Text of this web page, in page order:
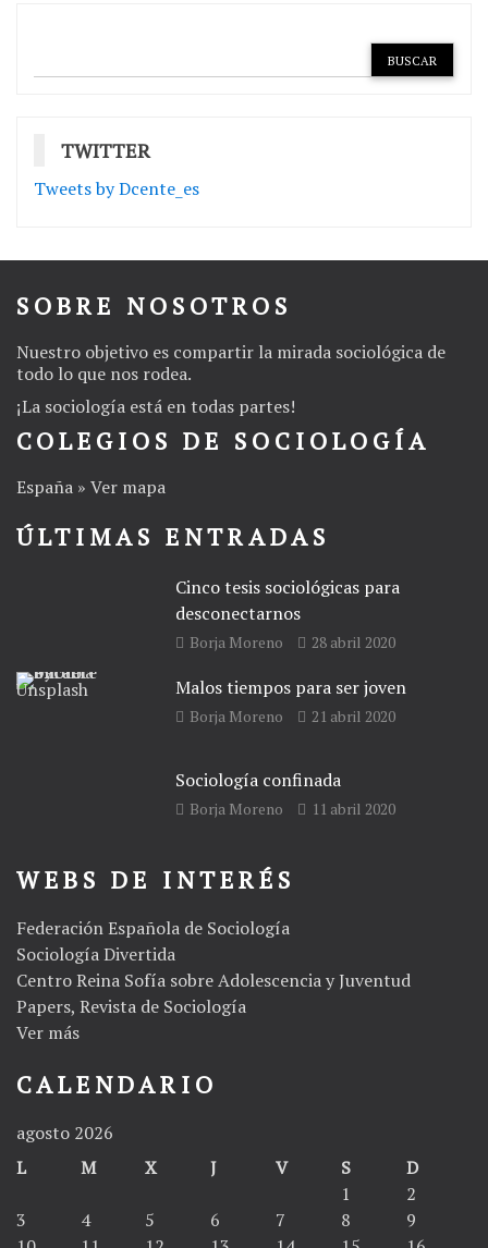
TWITTER
Tweets by Dcente_es
SOBRE NOSOTROS
Nuestro objetivo es compartir la mirada sociológica de
todo lo que nos rodea.
¡La sociología está en todas partes!
COLEGIOS DE SOCIOLOGÍA
España » Ver mapa
ÚLTIMAS ENTRADAS
Cinco tesis sociológicas para
desconectarnos
Borja Moreno 28 abril 2020
Malos tiempos para ser joven
Borja Moreno 21 abril 2020
Sociología confinada
Borja Moreno 11 abril 2020
WEBS DE INTERÉS
Federación Española de Sociología
Sociología Divertida
Centro Reina Sofía sobre Adolescencia y Juventud
Papers, Revista de Sociología
Ver más
CALENDARIO
agosto 2026
L
M X J V S
D
1
2
3
4 5 6 7 8
9